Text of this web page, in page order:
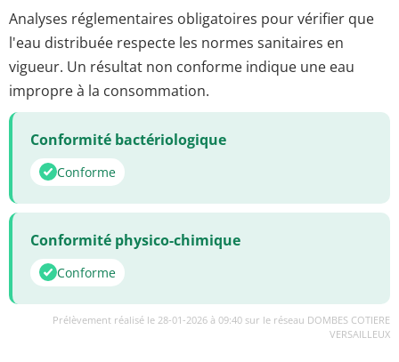
Analyses réglementaires obligatoires pour vérifier que
l'eau distribuée respecte les normes sanitaires en
vigueur. Un résultat non conforme indique une eau
impropre à la consommation.
Conformité bactériologique
Conforme
Conformité physico-chimique
Conforme
Prélèvement réalisé le 28-01-2026 à 09:40 sur le réseau DOMBES COTIERE
VERSAILLEUX